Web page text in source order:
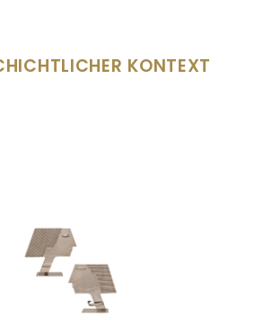
KONTEXT